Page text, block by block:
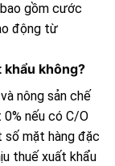
gồm cước
động từ
khẩu không?
nông sản chế
nếu có C/O
số mặt hàng đặc
thuế xuất khẩu